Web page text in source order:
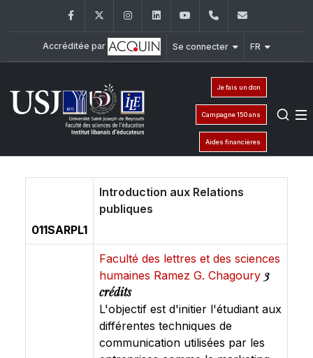
FacebookTwitter InstagramLinkedInYouTube+961 (1) 421 548
Accréditée par Se connecter FR
Je fais un don
Campagne 150 ans
Aides financières
011SARPL1
Introduction aux Relations
publiques
Faculté des lettres et des sciences
humaines Ramez G. Chagoury 3
crédits
L'objectif est d'initier l'étudiant aux
différentes techniques de
communication utilisées par les